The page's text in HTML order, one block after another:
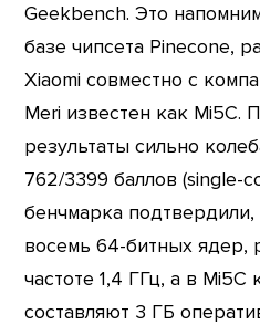
Geekbench. Это
базе чипсета Pinecone,
Xiaomi совместно с
Meri известен как Mi5C.
результаты сильно
762/3399 баллов (single-
бенчмарка подтвердили,
восемь 64-битных ядер,
частоте 1,4 ГГц, а в
составляют 3 ГБ